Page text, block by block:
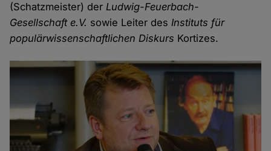
(Schatzmeister) derLudwig-Feuerbach-
Gesellschaft e.V. sowie Leiter desInstituts für
populärwissenschaftlichen Diskurs Kortizes.